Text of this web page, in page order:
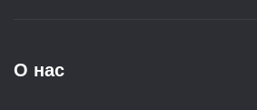
О нас